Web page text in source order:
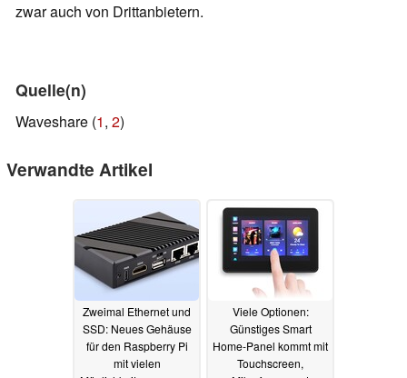
zwar auch von Drittanbietern.
Quelle(n)
Waveshare (1, 2)
Verwandte Artikel
Zweimal Ethernet und
SSD: Neues Gehäuse
für den Raspberry Pi
mit vielen
Viele Optionen:
Günstiges Smart
Home-Panel kommt mit
Touchscreen,